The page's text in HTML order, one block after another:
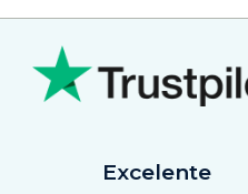
Excelente